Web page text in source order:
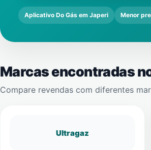
Aplicativo Do Gás em Japeri Menor
Marcas encontradas
Compare revendas com diferentes
Ultragaz